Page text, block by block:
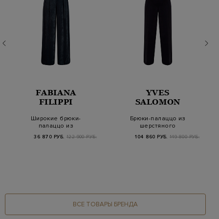
FABIANA
FILIPPI
Широкие брюки-
палаццо из
бархатистой
велюровой ткани
36 870 РУБ. 122 900 РУБ.
YVES
SALOMON
Брюки-палаццо из
шерстяного
габардина с
заложенными ск…
104 860 РУБ. 149 800 РУБ.
ВСЕ ТОВАРЫ БРЕНДА